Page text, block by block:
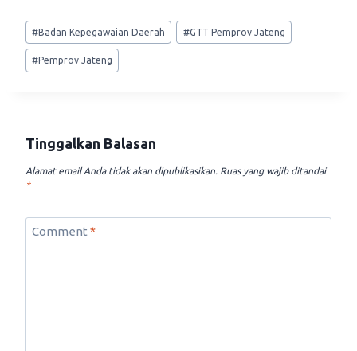
Post
Tags:
#Badan Kepegawaian Daerah #GTT Pemprov Jateng
#Pemprov Jateng
Tinggalkan Balasan
Alamat email Anda tidak akan dipublikasikan. Ruas yang wajib ditandai
*
Comment*